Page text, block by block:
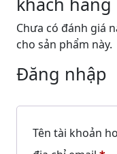
Chưa có đánh giá
cho sản phẩm này.
Đăng nhập
Tên tài khoản